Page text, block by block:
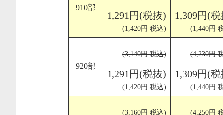
910部
1,291円(税抜)
(1,420円 税込)
1,309円(
(1,440円
920部
(3,140円 税込)
1,291円(税抜)
(1,420円 税込)
(4,230円
1,309円(
(1,440円
(3,160円 税込) (4,250円